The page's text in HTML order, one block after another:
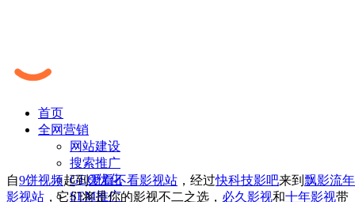
首页
全网营销
网站建设
搜索推广
GEO优化
SEM推广
自9饼视频起到爱看不看影视站 ，经过快科技影吧来到 飘影流年
影视站 ，它们将是你的影视不二之选， 必久影视和十年影视带